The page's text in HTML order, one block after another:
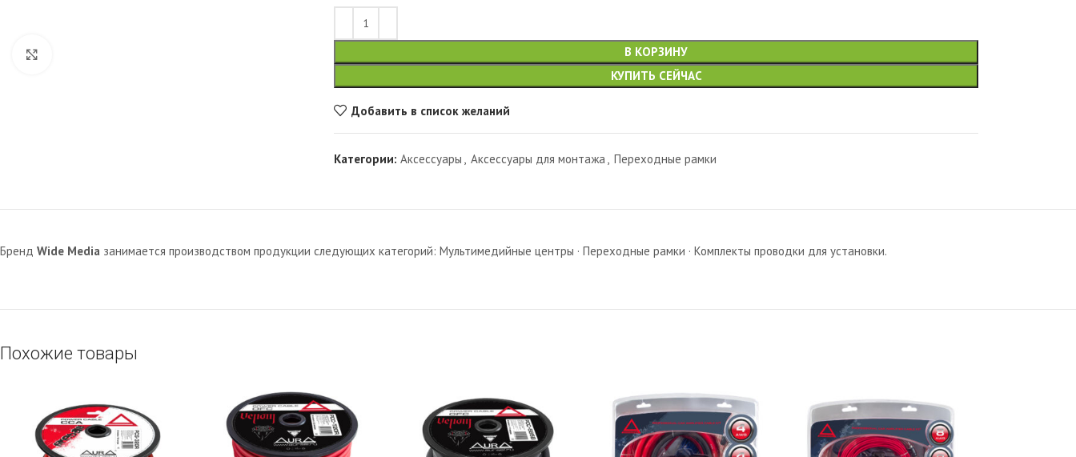
В КОРЗИНУ
КУПИТЬ СЕЙЧАС
Добавить в список желаний
Категории: Аксессуары , Аксессуары для монтажа , Переходные рамки
Бренд Wide Media занимается производством продукции следующих категорий: Мультимедийные центры · Переходные рамки · Комплекты проводки для установки.
Похожие товары